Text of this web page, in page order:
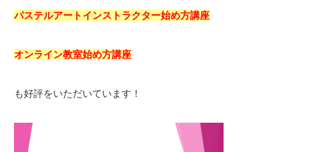
パステルアートインストラクター始め方講座
オンライン教室始め方講座
も好評をいただいています！